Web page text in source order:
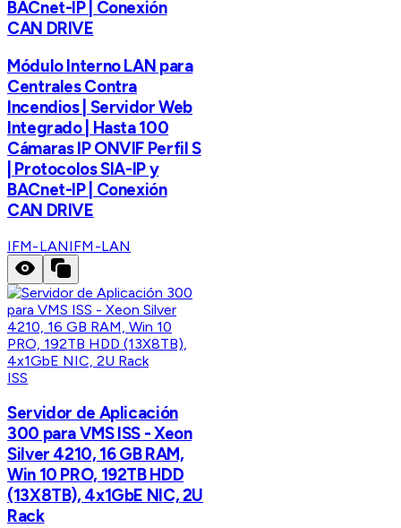
BACnet-IP | Conexión
CAN DRIVE
Módulo Interno LAN para
Centrales Contra
Incendios | Servidor Web
Integrado | Hasta 100
Cámaras IP ONVIF Perfil S
| Protocolos SIA-IP y
BACnet-IP | Conexión
CAN DRIVE
IFM-LANIFM-LAN
ISS
Servidor de Aplicación
300 para VMS ISS - Xeon
Silver 4210, 16 GB RAM,
Win 10 PRO, 192TB HDD
(13X8TB), 4x1GbE NIC, 2U
Rack